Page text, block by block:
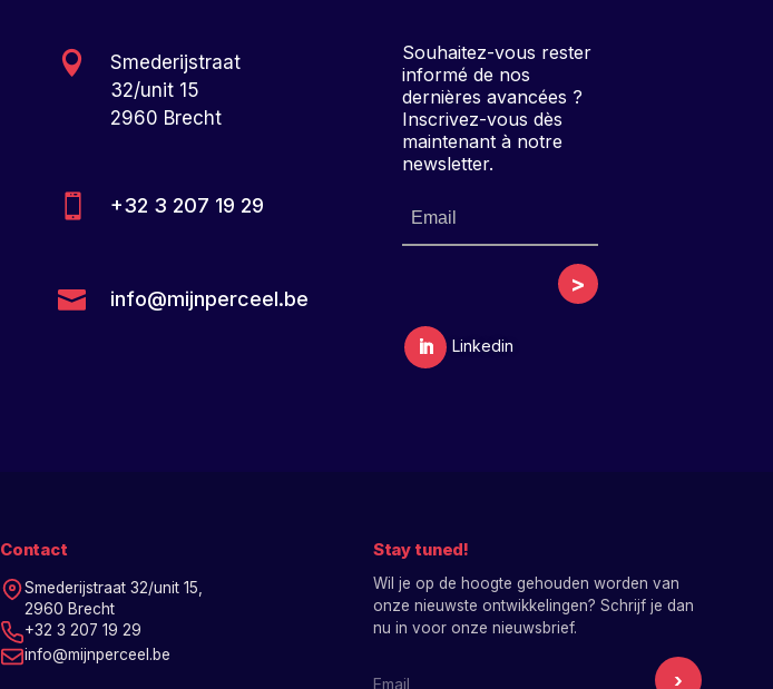

Smederijstraat
32/unit 15
2960 Brecht
 +32 3 207 19 29
 info@mijnperceel.be
Souhaitez-vous rester
informé de nos
dernières avancées ?
Inscrivez-vous dès
maintenant à notre
newsletter.
>
Contact
Smederijstraat 32/unit 15,
2960 Brecht
+32 3 207 19 29
info@mijnperceel.be
Stay tuned!
Wil je op de hoogte gehouden worden van
onze nieuwste ontwikkelingen? Schrijf je dan
nu in voor onze nieuwsbrief.
E-mailadres nieuwsbrief ›